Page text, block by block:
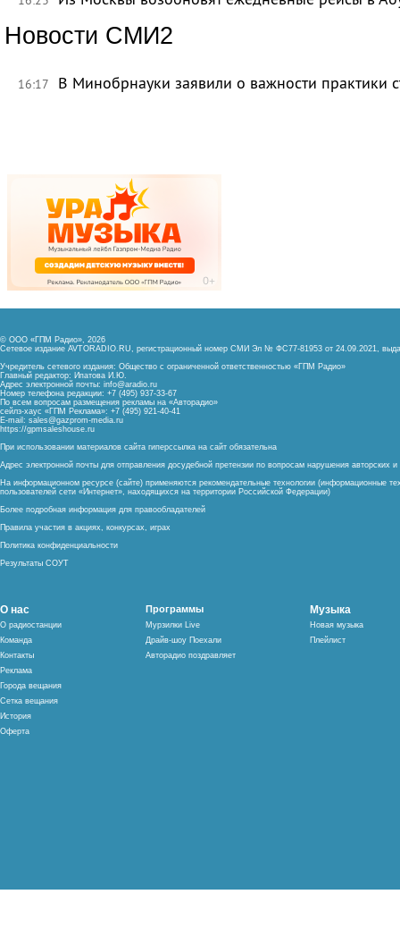
Новости СМИ2
16:17 В Минобрнауки заявили о важности практики
© ООО «ГПМ Радио», 2026
Сетевое издание AVTORADIO.RU, регистрационный номер СМИ Эл № ФС77-81953 от 24.09.2021,
Учредитель сетевого издания: Общество с ограниченной ответственностью «ГПМ Радио»
Главный редактор: Ипатова И.Ю.
Адрес электронной почты: info@aradio.ru
Номер телефона редакции: +7 (495) 937-33-67
По всем вопросам размещения рекламы на «Авторадио»
сейлз-хаус «ГПМ Реклама»: +7 (495) 921-40-41
E-mail: sales@gazprom-media.ru
https://gpmsaleshouse.ru
При использовании материалов сайта гиперссылка на сайт обязательна
Адрес электронной почты для отправления досудебной претензии по вопросам нарушения авторских
На информационном ресурсе (сайте) применяются рекомендательные технологии (информационные
пользователей сети «Интернет», находящихся на территории Российской Федерации)
Более подробная информация для правообладателей
Правила участия в акциях, конкурсах, играх
Политика конфиденциальности
Результаты СОУТ
О нас
О радиостанции
Команда
Контакты
Реклама
Города вещания
Сетка вещания
История
Оферта
Программы
Мурзилки Live
Драйв-шоу Поехали
Авторадио поздравляет
Музыка
Новая музыка
Плейлист